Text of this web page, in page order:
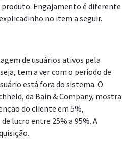
Engajamento é diferente
no item a seguir.
de usuários ativos pela
tem a ver com o período de
está fora do sistema. O
da Bain & Company, mostra
do cliente em 5%,
lucro entre 25% a 95%. A